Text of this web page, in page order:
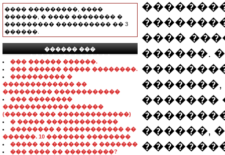
���� ���������, ����
������, � ���� �������� �
��������� ���������� �� 3
������.
������ ���
���������������
��� ������ ������.
��� ������ ����� ��������.
���������� �
������������� ��
��������� ������������
��� ��������
������������ ������
(������ ��� �������������)
� ����� �������������
�������� � ����������� ��
������. 10 ������� ��������
����� �� ������� � �������
��� ���� �� ���������?
����
������.
�������
������,